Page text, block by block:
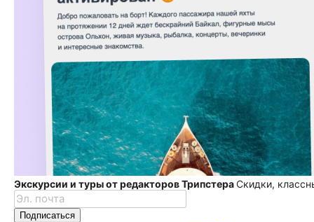
Экскурсии и туры от редакторов ТрипстераСкидки,
Подписаться